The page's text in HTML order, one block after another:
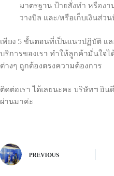
มาตรฐาน ป้ายสั่งทำ หรือง
วางบิล และ/หรือเก็บเงินส่วน
เพียง 5 ขั้นตอนที่เป็นแนวปฏิบัติ แ
บริการของเรา ทำให้ลูกค้ามั่นใจ
ต่างๆ ถูกต้องตรงความต้องการ
ติดต่อเรา ได้เลยนะคะ บริษัทฯ ยิ
ผ่านมาค่ะ
PREVIOUS